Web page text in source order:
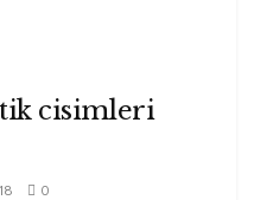
cisimleri
0